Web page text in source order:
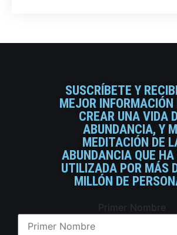
SUSCRÍBETE Y
MEJOR INFORMACIÓN
CREAR UNA VIDA
ABUNDANCIA, Y
MEDITACIÓN DE
ABUNDANCIA QUE HA
UTILIZADA POR MÁS
MILLÓN DE
Primer Nombre